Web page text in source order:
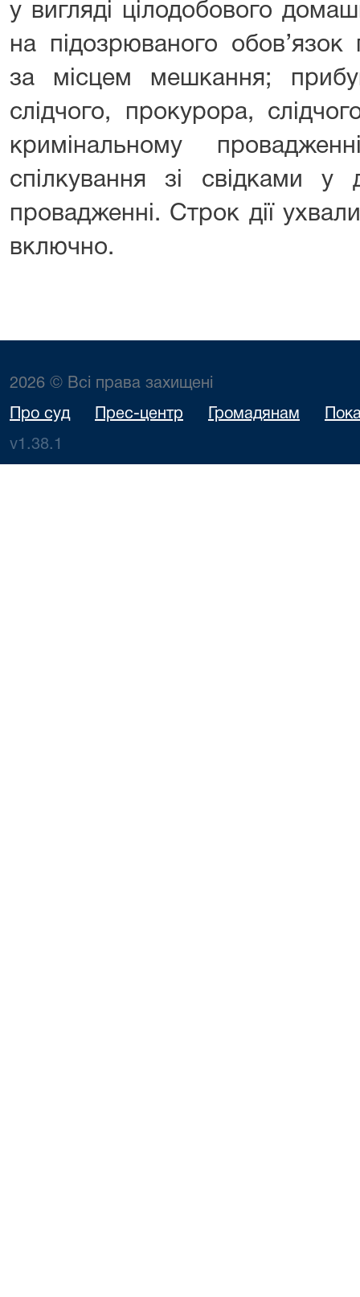
у вигляді цілодобового
на підозрюваного обов’язок
за місцем мешкання;
слідчого, прокурора,
кримінальному
спілкування зі свідками у
провадженні. Строк дії
включно.
2026 © Всі права захищені
Про суд Прес-центр Громадянам
v1.38.1